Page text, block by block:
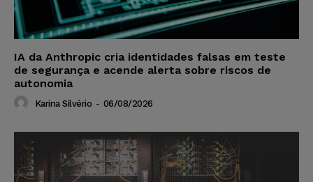
IA da Anthropic cria identidades falsas em teste
de segurança e acende alerta sobre riscos de
autonomia
Karina Silvério - 06/08/2026